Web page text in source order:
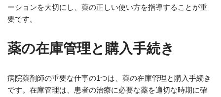
ーションを大切にし、薬の正しい使い方を指導することが重
要です。
薬の在庫管理と購入手続き
病院薬剤師の重要な仕事の1つは、薬の在庫管理と購入手続き
です。在庫管理は、患者の治療に必要な薬を適切な時期に確